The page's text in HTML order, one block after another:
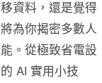
資料，還是覺得
為你揭密多數人
。從極致省電設
AI 實用小技